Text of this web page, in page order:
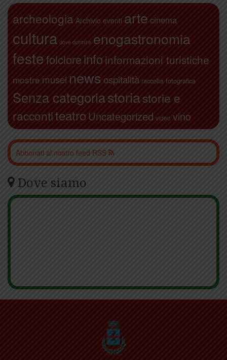
archeologia Archivio eventi arte cinema
cultura dove dormire enogastronomia
festefolcloreinfo informazioni turistiche
mostre musei news ospitalità raccolta fotografica
Senza categoriastoriastorie e
raccontiteatro Uncategorized video vino
Abbonati al nostro feed RSS
Dove siamo